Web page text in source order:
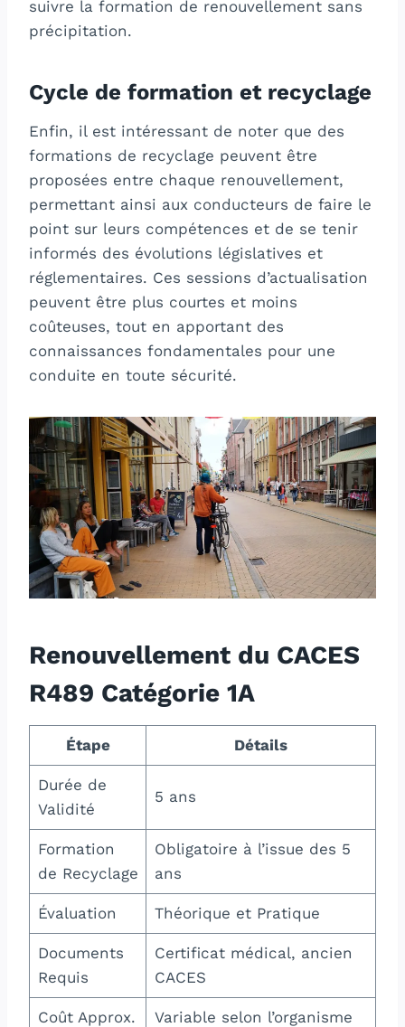
suivre la formation de renouvellement sans
précipitation.
Cycle de formation et recyclage
Enfin, il est intéressant de noter que des
formations de recyclage peuvent être
proposées entre chaque renouvellement,
permettant ainsi aux conducteurs de faire le
point sur leurs compétences et de se tenir
informés des évolutions législatives et
réglementaires. Ces sessions d’actualisation
peuvent être plus courtes et moins
coûteuses, tout en apportant des
connaissances fondamentales pour une
conduite en toute sécurité.
Renouvellement du CACES
R489 Catégorie 1A
Étape Détails
Durée de
Validité
5 ans
Formation
de Recyclage
Obligatoire à l’issue des 5
ans
Évaluation Théorique et Pratique
Documents
Requis
Certificat médical, ancien
CACES
Coût Approx. Variable selon l’organisme